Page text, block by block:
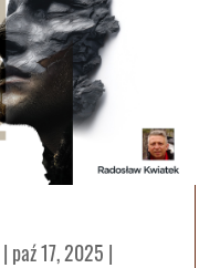
| paź 17, 2025 |